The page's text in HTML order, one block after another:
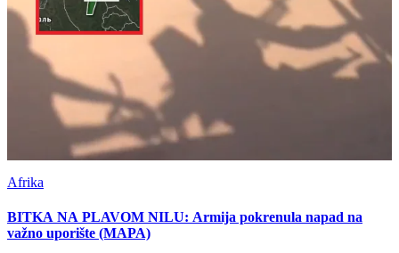
Afrika
BITKA NA PLAVOM NILU: Armija pokrenula napad na
važno uporište (MAPA)